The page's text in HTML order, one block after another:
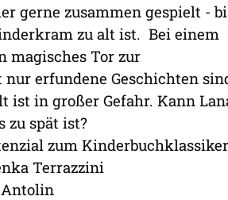
gerne zusammen gespielt -
zu alt ist. Bei einem
magisches Tor zur
erfundene Geschichten
in großer Gefahr. Kann
zu spät ist?
zum Kinderbuchklassiker
Terrazzini
Antolin